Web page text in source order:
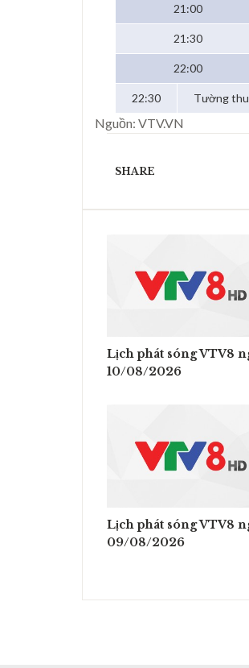
21:00
21:30
22:00
22:30 Tường
Nguồn: VTV.VN
SHARE
Lịch phát sóng VTV8
10/08/2026
Lịch phát sóng VTV8
09/08/2026